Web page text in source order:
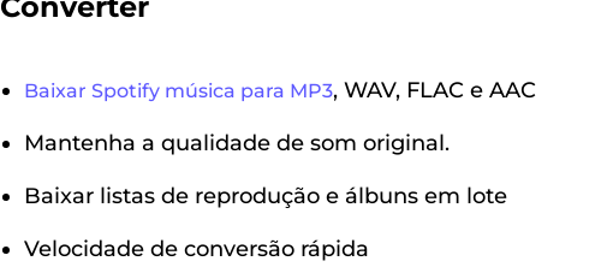
Baixar Spotify música para MP3, WAV, FLAC e AAC
Mantenha a qualidade de som original.
Baixar listas de reprodução e álbuns em lote
Velocidade de conversão rápida